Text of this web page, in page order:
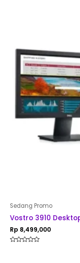
Sedang Promo
Vostro 3910
Rp 8,499,000